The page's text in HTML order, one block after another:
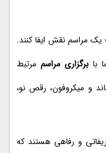
مراسم نقش ایفا کنند.
با برگزاری مراسم مرتبط
و میکروفون، رقص نو،
و رفاهی هستند که